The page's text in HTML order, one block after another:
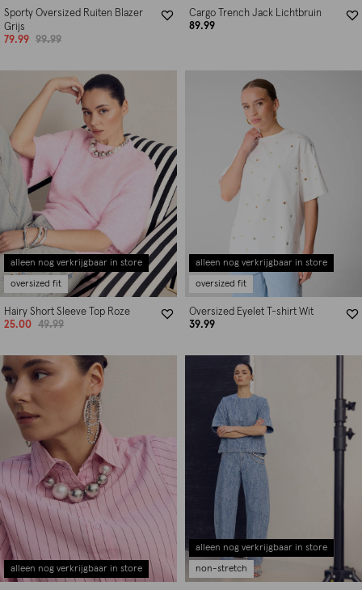
Sporty Oversized Ruiten Blazer
Grijs
79.99
99.99
Cargo Trench Jack Lichtbruin
89.99
alleen nog verkrijgbaar in store
oversized fit
Hairy Short Sleeve Top Roze
25.00
49.99
alleen nog verkrijgbaar in store
oversized fit
Oversized Eyelet T-shirt Wit
39.99
alleen nog verkrijgbaar in store
alleen nog verkrijgbaar in store
non-stretch